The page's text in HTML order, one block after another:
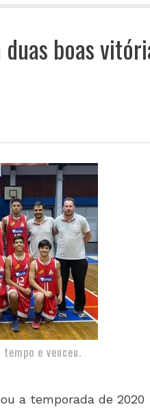
boas
e venceu.
a temporada de 2020